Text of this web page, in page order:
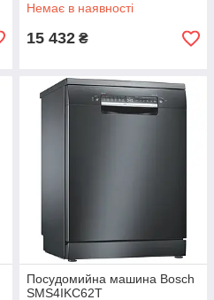
Немає в наявності
15 432 ₴
Посудомийна машина Bosch
SMS4IKC62T